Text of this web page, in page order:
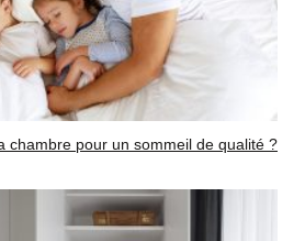
chambre pour un sommeil de qualité ?